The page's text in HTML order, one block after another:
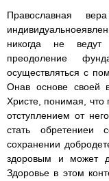
Православная
никогда не ведут
преодоление
осуществляться с
Онав основе своей
Христе, понимая, что
отступлением от
стать обретениеи
сохранении
здоровым и может
Здоровье в этом